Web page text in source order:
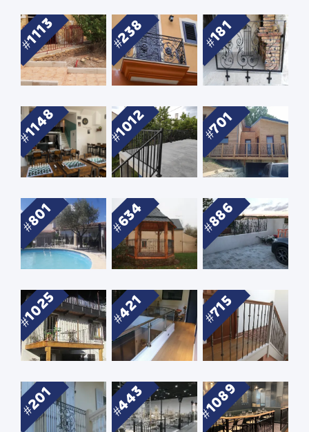
1113 238 181
1148 1012 701
801 634 886
1025 421 715
201 443 1089